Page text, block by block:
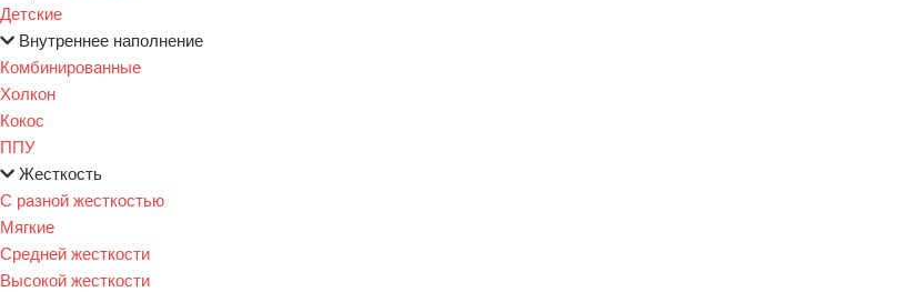
Детские
Внутреннее наполнение
Комбинированные
Холкон
Кокос
ППУ
Жесткость
С разной жесткостью
Мягкие
Средней жесткости
Высокой жесткости